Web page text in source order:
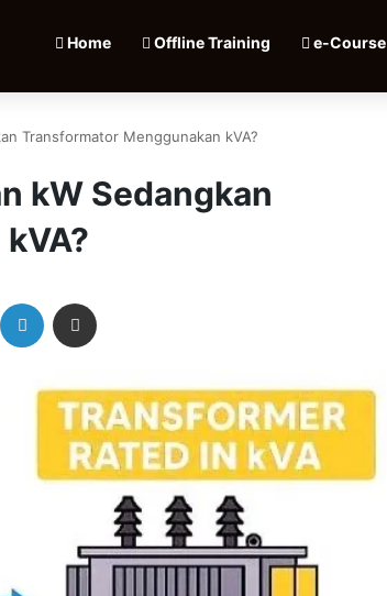
Home Offline Training e-Course
Transformator Menggunakan kVA?
kW Sedangkan
LinkedIn